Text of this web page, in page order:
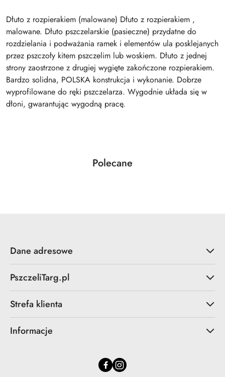
Dłuto z rozpierakiem (malowane) Dłuto z rozpierakiem ,
malowane. Dłuto pszczelarskie (pasieczne) przydatne do
rozdzielania i podważania ramek i elementów ula posklejanych
przez pszczoły kitem pszczelim lub woskiem. Dłuto z jednej
strony zaostrzone z drugiej wygięte zakończone rozpierakiem.
Bardzo solidna, POLSKA konstrukcja i wykonanie. Dobrze
wyprofilowane do ręki pszczelarza. Wygodnie układa się w
dłoni, gwarantując wygodną pracę.
Pomiń karuzelę produktów
Produkty
Polecane
Dane adresowe
PszczeliTarg.pl
Strefa klienta
Informacje